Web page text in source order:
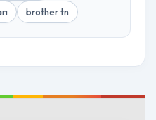
brother tn